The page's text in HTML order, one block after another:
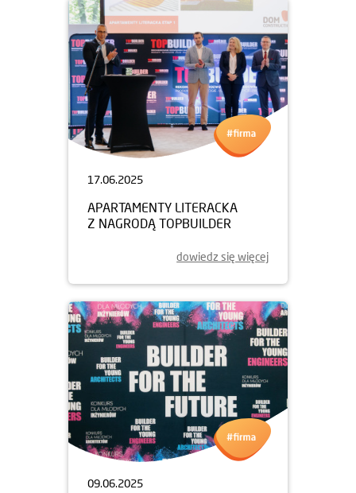
17.06.2025
APARTAMENTY LITERACKA
Z NAGRODĄ TOPBUILDER
dowiedz się więcej
09.06.2025